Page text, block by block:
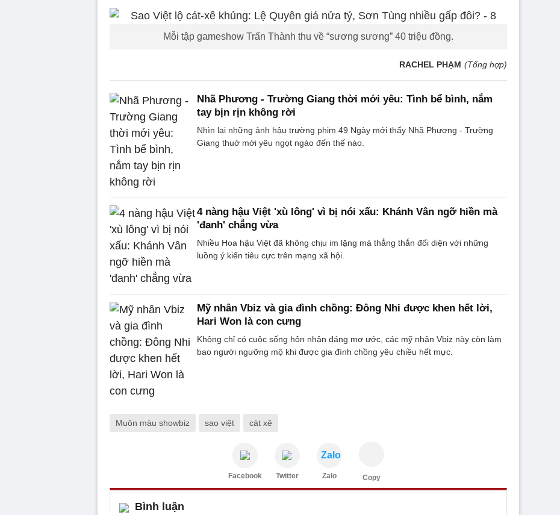
Mỗi tập gameshow Trấn Thành thu về “sương sương” 40 triệu đồng.
RACHEL PHẠM (Tổng hợp)
Nhã Phương - Trường Giang thời mới yêu: Tình bể bình, nắm
tay bịn rịn không rời
Nhìn lại những ảnh hậu trường phim 49 Ngày mới thấy Nhã Phương - Trường
Giang thuở mới yêu ngọt ngào đến thế nào.
4 nàng hậu Việt 'xù lông' vì bị nói xấu: Khánh Vân ngỡ hiền mà
'đanh' chẳng vừa
Nhiều Hoa hậu Việt đã không chịu im lặng mà thẳng thắn đối diện với những
luồng ý kiến tiêu cực trên mạng xã hội.
Mỹ nhân Vbiz và gia đình chồng: Đông Nhi được khen hết lời,
Hari Won là con cưng
Không chỉ có cuộc sống hôn nhân đáng mơ ước, các mỹ nhân Vbiz này còn làm
bao người ngưỡng mộ khi được gia đình chồng yêu chiều hết mực.
Muôn màu showbiz sao việt cát xê
Facebook Twitter
Zalo
Zalo Copy
Bình luận